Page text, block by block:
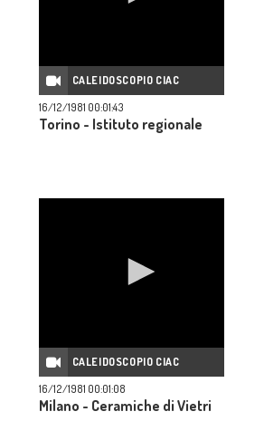
CALEIDOSCOPIO CIAC
16/12/1981 00:01:43
Torino - Istituto regionale
CALEIDOSCOPIO CIAC
16/12/1981 00:01:08
Milano - Ceramiche di Vietri